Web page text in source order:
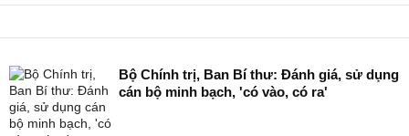
Bộ Chính trị, Ban Bí thư: Đánh giá, sử dụng
cán bộ minh bạch, 'có vào, có ra'